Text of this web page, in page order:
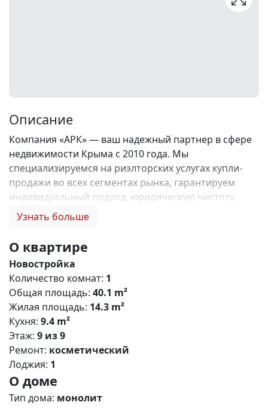
Описание
Компания «АРК» — ваш надежный партнер в сфере
недвижимости Крыма с 2010 года. Мы
специализируемся на риэлторских услугах купли-
продажи во всех сегментах рынка, гарантируем
индивидуальный подход, юридическую чистоту
объектов и безопасность сделок. Самое ценное для
комиссии и оформление ипотеки бесплатно; 2.
Покупку недвижимости по цене застройщика +
акции, бонусы, подарки; 3. Экспертное мнение о
каждом застройщике. Ваши интересы — наш
приоритет! 4. Профессиональную поддержку на всех
этапах сделки до получения ключей; 5. Фейерверк
подарков🎁 🎁 🎁! Купи с нами и выбери свой
ПОДАРОК! ЖК «Парковые кварталы» - это ваш
безусловный комфорт в активно развивающемся
районе Симферополя! Жилищный комплекс
сочетает в себе строгие формы, лаконичный дизайн
,прекрасно развитую инфраструктуру и уникальные
Узнать больше
О квартире
Новостройка
Количество комнат: 1
Общая площадь: 40.1 m²
Жилая площадь: 14.3 m²
Кухня: 9.4 m²
Этаж: 9 из 9
Ремонт: косметический
Лоджия: 1
О доме
Тип дома: монолит